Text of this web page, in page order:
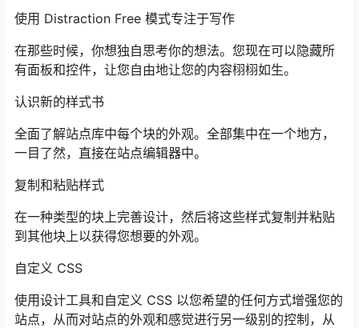
使用 Distraction Free 模式专注于写作
在那些时候，你想独自思考你的想法。您现在可以隐藏所
有面板和控件，让您自由地让您的内容栩栩如生。
认识新的样式书
全面了解站点库中每个块的外观。全部集中在一个地方，
一目了然，直接在站点编辑器中。
复制和粘贴样式
在一种类型的块上完善设计，然后将这些样式复制并粘贴
到其他块上以获得您想要的外观。
自定义 CSS
使用设计工具和自定义 CSS 以您希望的任何方式增强您的
站点，从而对站点的外观和感觉进行另一级别的控制，从